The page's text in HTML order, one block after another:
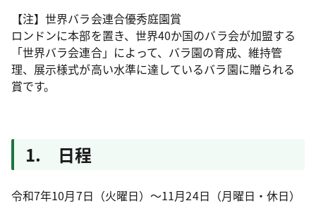
【注】世界バラ会連合優秀庭園賞
ロンドンに本部を置き、世界40か国のバラ会が加盟する
「世界バラ会連合」によって、バラ園の育成、維持管
理、展示様式が高い水準に達しているバラ園に贈られる
賞です。
1. 日程
令和7年10月7日（火曜日）～11月24日（月曜日・休日）